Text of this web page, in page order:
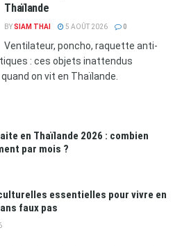
Thaïlande
BYSIAM THAI 5 AOÛT 2026 0
Ventilateur, poncho, raquette anti-
: ces objets inattendus
on vit en Thaïlande.
en Thaïlande 2026 : combien
par mois ?
essentielles pour vivre en
faux pas